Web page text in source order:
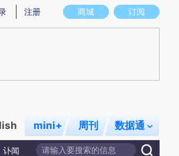
图存在偏差。不代表财新观点和立场。推荐点击链接
商城 订阅
注册
mini+ 周刊 数据通
讣闻